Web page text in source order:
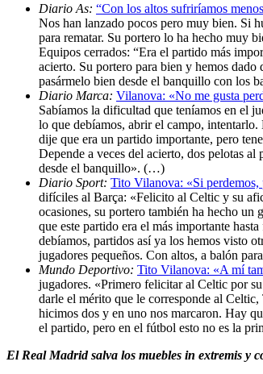
Diario As: “Con los altos sufriríamos
Nos han lanzado pocos pero muy bien. Si
para rematar. Su portero lo ha hecho muy
Equipos cerrados: “Era el partido más
acierto. Su portero para bien y hemos dado
pasármelo bien desde el banquillo con los
Diario Marca: Vilanova: «No me gusta
Sabíamos la dificultad que teníamos en el
lo que debíamos, abrir el campo,
dije que era un partido importante, pero
Depende a veces del acierto, dos pelotas
desde el banquillo». (…)
Diario Sport: Tito Vilanova: «Si perdemos,
difíciles al Barça: «Felicito al Celtic y su
ocasiones, su portero también ha hecho
que este partido era el más importante
debíamos, partidos así ya los hemos visto
jugadores pequeños. Con altos, a balón
Mundo Deportivo: Tito Vilanova: «A mí
jugadores. «Primero felicitar al Celtic por
darle el mérito que le corresponde al
hicimos dos y en uno nos marcaron. Hay
el partido, pero en el fútbol esto no es la
El Real Madrid salva los muebles in extremis y